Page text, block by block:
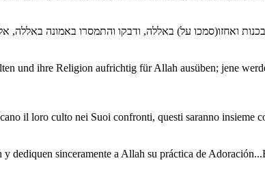
und ihre Religion aufrichtig für Allah ausüben; jene
il loro culto nei Suoi confronti, questi saranno insieme
dediquen sinceramente a Allah su práctica de